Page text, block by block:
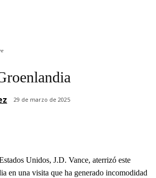
29 de marzo de 2025
Unidos, J.D. Vance, aterrizó este
en una visita que ha generado incomodidad